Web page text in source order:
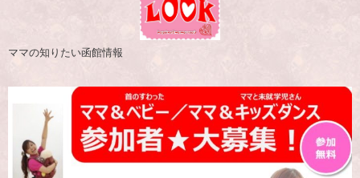
ママの知りたい函館情報